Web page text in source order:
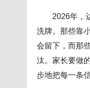
2026年，
洗牌。那些靠
会留下，而那
汰。家长要做
步地把每一条